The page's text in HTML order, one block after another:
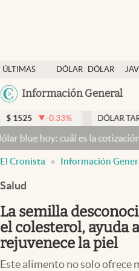
ÚLTIMAS
NOTICIAS
DÓLAR
DÓLAR
Información General
Dólar
Members
Economía y Política
Finanzas y Mercados
Mercados Online
Columnistas
Otras secciones
% DÓLAR TARJETA $
cuál es la cotización del
El Cronista Información
Salud
La semilla
el colesterol, ayuda
rejuvenece la piel
Este alimento no solo ofrece